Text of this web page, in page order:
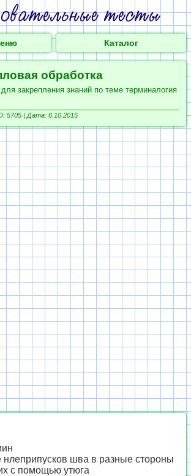
Каталог
обработка
закрепления знаний по теме терминалогия
5705 | Дата: 6.10.2015
нлеприпусков шва в разные стороны
с помощью утюга